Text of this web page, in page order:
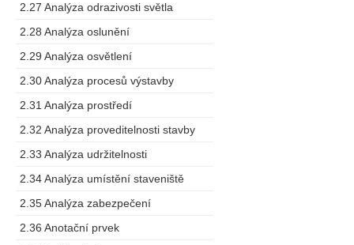
2.27 Analýza odrazivosti světla
2.28 Analýza oslunění
2.29 Analýza osvětlení
2.30 Analýza procesů výstavby
2.31 Analýza prostředí
2.32 Analýza proveditelnosti stavby
2.33 Analýza udržitelnosti
2.34 Analýza umístění staveniště
2.35 Analýza zabezpečení
2.36 Anotační prvek